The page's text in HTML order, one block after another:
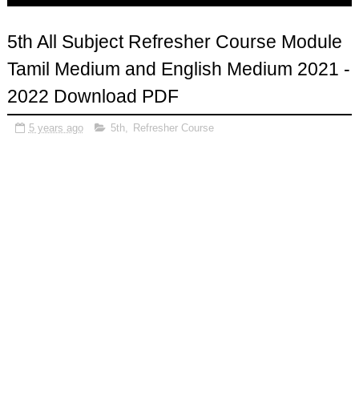
5th All Subject Refresher Course Module
Tamil Medium and English Medium 2021 -
2022 Download PDF
5 years ago 5th, Refresher Course